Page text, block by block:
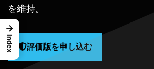
を維持。
評価版を申し込む
→
Index